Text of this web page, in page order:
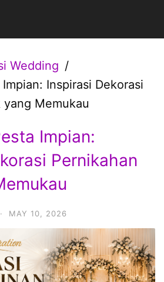
Wedding
Inspirasi Dekorasi
Memukau
Impian:
Pernikahan
· MAY 10, 2026